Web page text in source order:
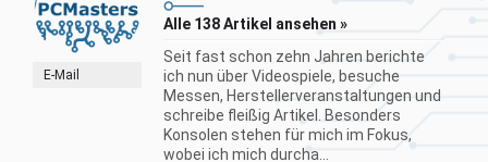
E-Mail
Alle 138 Artikel ansehen »
Seit fast schon zehn Jahren berichte
ich nun über Videospiele, besuche
Messen, Herstellerveranstaltungen und
schreibe fleißig Artikel. Besonders
Konsolen stehen für mich im Fokus,
wobei ich mich durcha...